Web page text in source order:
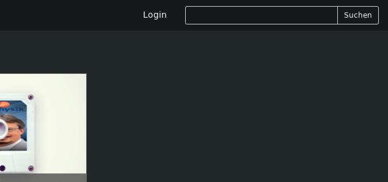
Login Suchen